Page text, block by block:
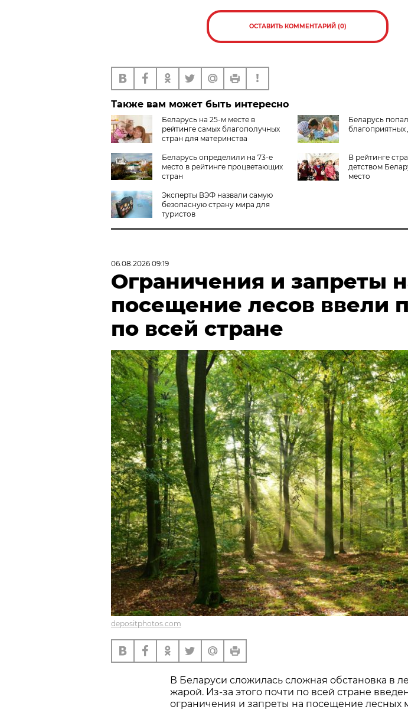
ОСТАВИТЬ КОММЕНТАРИЙ (0)
Также вам может быть интересно
Беларусь на 25-м месте в
рейтинге самых благополучных
стран для материнства
Беларусь
благоприятных
Беларусь определили на 73-е
место в рейтинге процветающих
стран
В рейтинге
детством
место
Эксперты ВЭФ назвали самую
безопасную страну мира для
туристов
06.08.2026 09:19
Ограничения и запреты
посещение лесов ввели
по всей стране
depositphotos.com
В Беларуси сложилась сложная обстановка в
жарой. Из-за этого почти по всей стране
ограничения и запреты на посещение лесных